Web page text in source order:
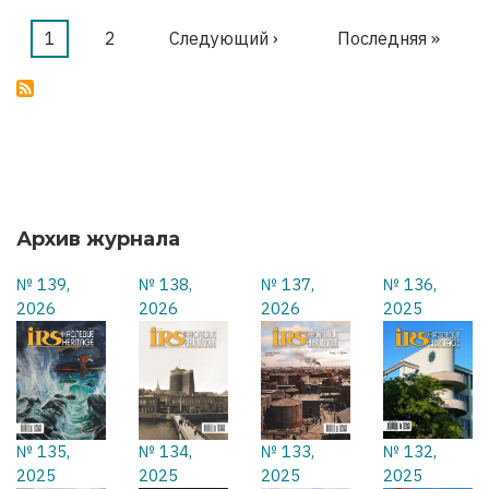
ОСВОБОЖДАЕМ
Нумерация
страниц
Текущая
1 Страница
2
Следующая
Следующий ›
Последняя
Последняя »
Архив журнала
№ 139,
2026
№ 138,
2026
№ 137,
2026
№ 136,
2025
№ 135,
2025
№ 134,
2025
№ 133,
2025
№ 132,
2025